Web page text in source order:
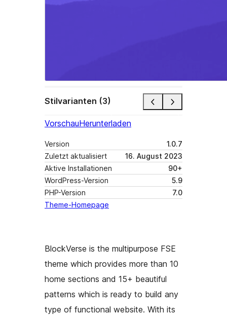
Stilvarianten (3)
VorschauHerunterladen
Version
1.0.7
Zuletzt aktualisiert
16. August 2023
Aktive Installationen
90+
WordPress-Version
5.9
PHP-Version
7.0
Theme-Homepage
BlockVerse is the multipurpose FSE
theme which provides more than 10
home sections and 15+ beautiful
patterns which is ready to build any
type of functional website. With its